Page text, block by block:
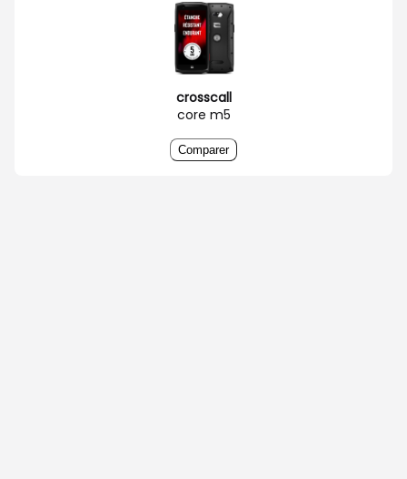
crosscall
core m5
Comparer